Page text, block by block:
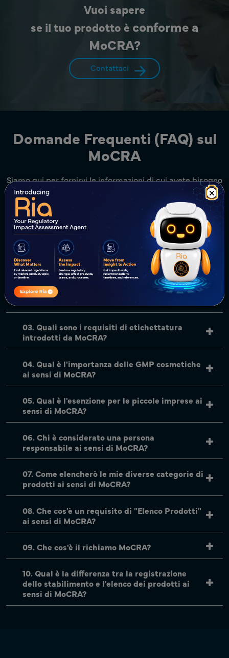
×
Vuoi sapere
se il tuo prodotto è conforme a
MoCRA?
Contattaci
Domande Frequenti (FAQ) sul
MoCRA
Siamo qui per fornirvi le informazioni di cui avete bisogno
in modo rapido ed efficiente.
Clicca per contattare il nostro team
01. Cos'è MoCRA?
02. Quali sono le disposizioni chiave introdotte
da MoCRA?
03. Quali sono i requisiti di etichettatura
introdotti da MoCRA?
04. Qual è l'importanza delle GMP cosmetiche
ai sensi di MoCRA?
05. Qual è l'esenzione per le piccole imprese ai
sensi di MoCRA?
06. Chi è considerato una persona
responsabile ai sensi di MoCRA?
07. Come elencherò le mie diverse categorie di
prodotti ai sensi di MoCRA?
08. Che cos'è un requisito di "Elenco Prodotti"
ai sensi di MoCRA?
09. Che cos'è il richiamo MoCRA?
10. Qual è la differenza tra la registrazione
dello stabilimento e l'elenco dei prodotti ai
sensi di MoCRA?